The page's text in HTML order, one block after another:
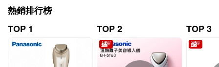
熱銷排行榜
TOP 1
TOP 2 TOP 3